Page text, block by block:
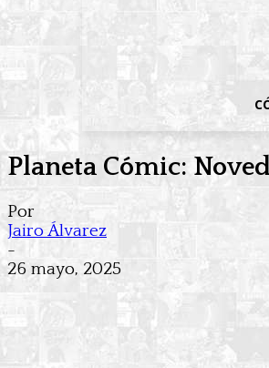
Planeta Cómic:
Por
Jairo Álvarez
-
26 mayo, 2025